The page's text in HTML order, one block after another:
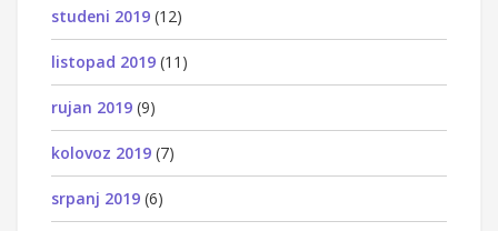
studeni 2019 (12)
listopad 2019 (11)
rujan 2019 (9)
kolovoz 2019 (7)
srpanj 2019 (6)